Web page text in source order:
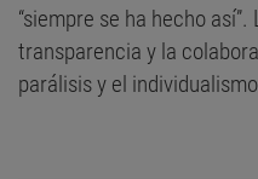
“siempre se ha hecho
transparencia y la
parálisis y el